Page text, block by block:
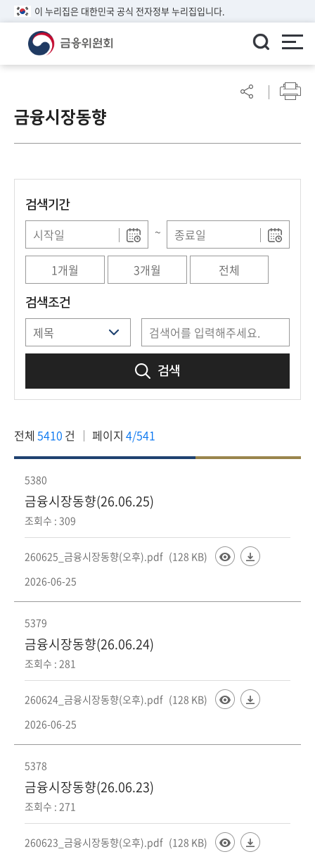
이 누리집은 대한민국 공식 전자정부 누리집입니다.
린
이알
개
정
융
위
금융시장동향
검색기간
~
1개월 3개월 전체
검색조건
검색
전체 5410 건 페이지 4/541
5380
금융시장동향(26.06.25)
조회수 : 309
260625_금융시장동향(오후).pdf (128 KB)
2026-06-25
5379
금융시장동향(26.06.24)
조회수 : 281
260624_금융시장동향(오후).pdf (128 KB)
2026-06-25
5378
금융시장동향(26.06.23)
조회수 : 271
260623_금융시장동향(오후).pdf (128 KB)